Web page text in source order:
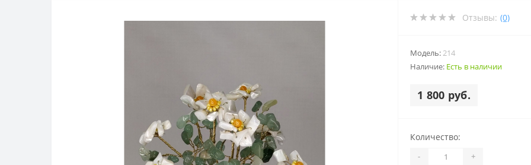
Отзывы: (0)
Модель: 214
Наличие: Есть в наличии
1 800 руб.
Количество:
- +